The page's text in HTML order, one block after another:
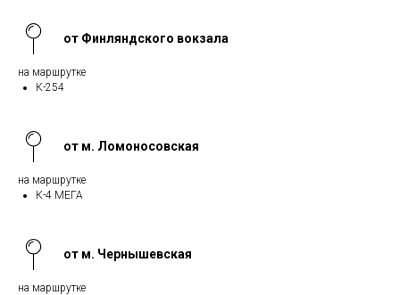
от Финляндского вокзала
на маршрутке
К-254
от м. Ломоносовская
на маршрутке
К-4 МЕГА
от м. Чернышевская
на маршрутке